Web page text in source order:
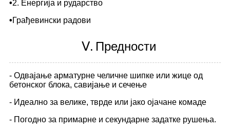
•2. Енергија и рударство
•Грађевински радови
Ⅴ. Предности
- Одвајање арматурне челичне шипке или жице од
бетонског блока, савијање и сечење
- Идеално за велике, тврде или јако ојачане комаде
- Погодно за примарне и секундарне задатке рушења.